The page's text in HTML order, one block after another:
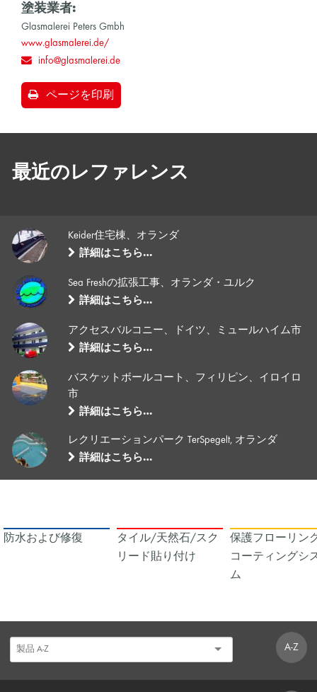
塗装業者:
Glasmalerei Peters Gmbh
www.glasmalerei.de/
info@glasmalerei.de
ページを印刷
最近のレファレンス
Keider住宅棟、オランダ
詳細はこちら…
Sea Freshの拡張工事、オランダ・ユルク
詳細はこちら…
アクセスバルコニー、ドイツ、ミュールハイム市
詳細はこちら…
バスケットボールコート、フィリピン、イロイロ
市
詳細はこちら…
レクリエーションパーク TerSpegelt, オランダ
詳細はこちら…
防水および修復
タイル/天然石/スク
リード貼り付け
保護フローリン
コーティングシ
ム
A-Z